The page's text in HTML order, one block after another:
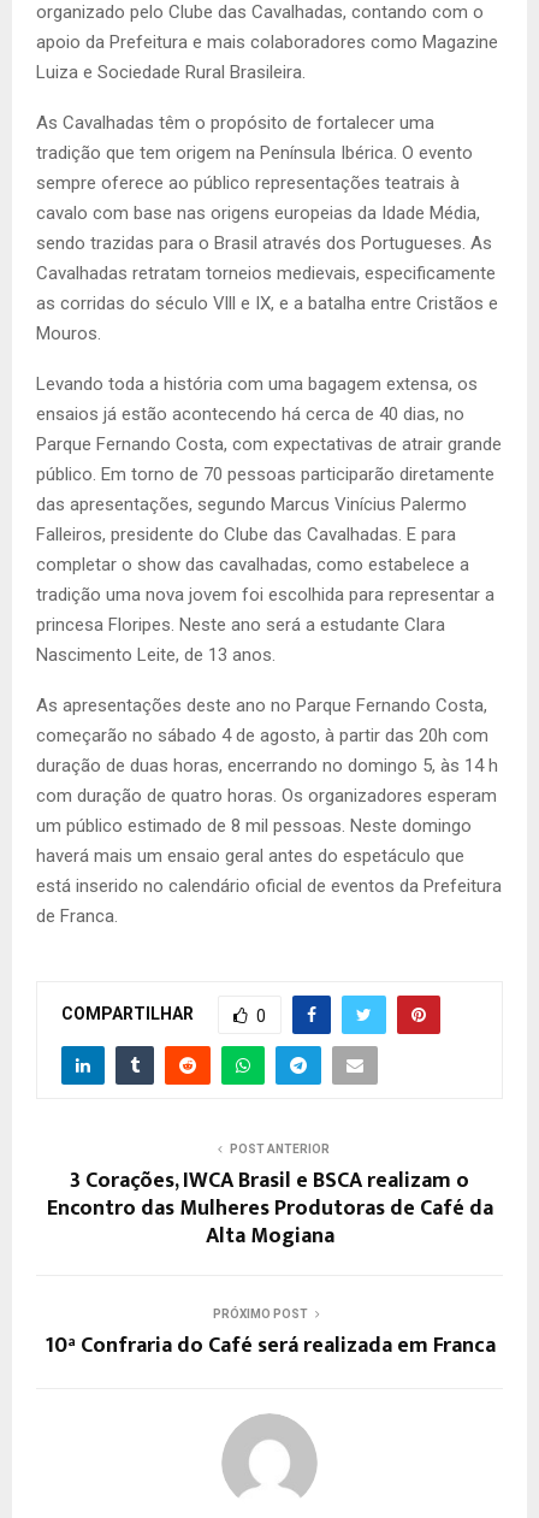
organizado pelo Clube das Cavalhadas, contando com o
apoio da Prefeitura e mais colaboradores como Magazine
Luiza e Sociedade Rural Brasileira.
As Cavalhadas têm o propósito de fortalecer uma
tradição que tem origem na Península Ibérica. O evento
sempre oferece ao público representações teatrais à
cavalo com base nas origens europeias da Idade Média,
sendo trazidas para o Brasil através dos Portugueses. As
Cavalhadas retratam torneios medievais, especificamente
as corridas do século Vlll e IX, e a batalha entre Cristãos e
Mouros.
Levando toda a história com uma bagagem extensa, os
ensaios já estão acontecendo há cerca de 40 dias, no
Parque Fernando Costa, com expectativas de atrair grande
público. Em torno de 70 pessoas participarão diretamente
das apresentações, segundo Marcus Vinícius Palermo
Falleiros, presidente do Clube das Cavalhadas. E para
completar o show das cavalhadas, como estabelece a
tradição uma nova jovem foi escolhida para representar a
princesa Floripes. Neste ano será a estudante Clara
Nascimento Leite, de 13 anos.
As apresentações deste ano no Parque Fernando Costa,
começarão no sábado 4 de agosto, à partir das 20h com
duração de duas horas, encerrando no domingo 5, às 14 h
com duração de quatro horas. Os organizadores esperam
um público estimado de 8 mil pessoas. Neste domingo
haverá mais um ensaio geral antes do espetáculo que
está inserido no calendário oficial de eventos da Prefeitura
de Franca.
COMPARTILHAR 0
POST ANTERIOR
3 Corações, IWCA Brasil e BSCA realizam o
Encontro das Mulheres Produtoras de Café da
Alta Mogiana
PRÓXIMO POST
10ª Confraria do Café será realizada em Franca